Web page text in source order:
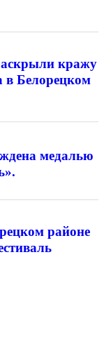
кражу
в Белорецком
медалью
районе